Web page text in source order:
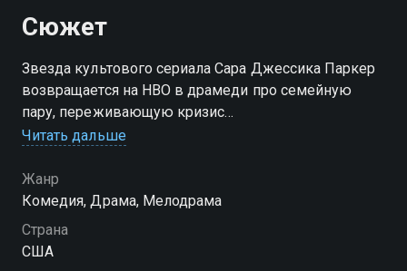
Сюжет
Звезда культового сериала Сара Джессика Паркер
возвращается на HBO в драмеди про семейную
пару, переживающую кризис
можете совершенно бесплатно в хорошем HD
качестве на Смотрёшке
Читать дальше
Жанр
Комедия, Драма, Мелодрама
Страна
США